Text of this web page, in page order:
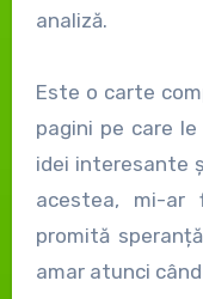
analiză.
Este o carte
pagini pe care
idei interesante
acestea, mi-ar
promită
amar atunci